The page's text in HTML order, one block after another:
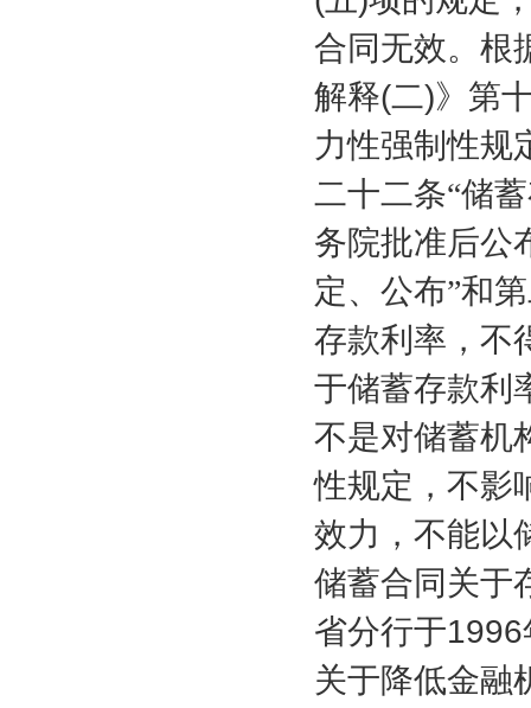
合同无效。根
解释(二)》第
力性强制性规
二十二条“储
务院批准后公
定、公布”和
存款利率，不
于储蓄存款利
不是对储蓄机
性规定，不影
效力，不能以
储蓄合同关于
省分行于1996
关于降低金融